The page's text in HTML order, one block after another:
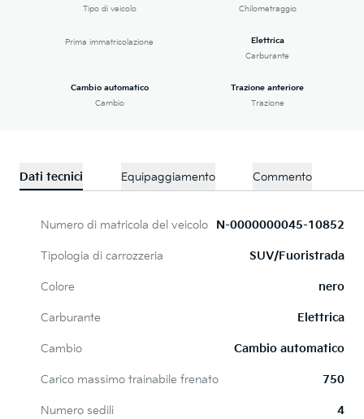
Tipo di veicolo
Chilometraggio
Prima immatricolazione
Elettrica
Carburante
Cambio automatico
Cambio
Trazione anteriore
Trazione
Dati tecnici Equipaggiamento Commento
Numero di matricola del veicolo N-0000000045-10852
Tipologia di carrozzeria SUV/Fuoristrada
Colore nero
Carburante Elettrica
Cambio Cambio automatico
Carico massimo trainabile frenato 750
Numero sedili 4